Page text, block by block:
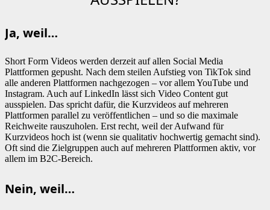
Ja, weil…
Short Form Videos werden derzeit auf allen Social Media
Plattformen gepusht. Nach dem steilen Aufstieg von TikTok sind
alle anderen Plattformen nachgezogen – vor allem YouTube und
Instagram. Auch auf LinkedIn lässt sich Video Content gut
ausspielen. Das spricht dafür, die Kurzvideos auf mehreren
Plattformen parallel zu veröffentlichen – und so die maximale
Reichweite rauszuholen. Erst recht, weil der Aufwand für
Kurzvideos hoch ist (wenn sie qualitativ hochwertig gemacht sind).
Oft sind die Zielgruppen auch auf mehreren Plattformen aktiv, vor
allem im B2C-Bereich.
Nein, weil…